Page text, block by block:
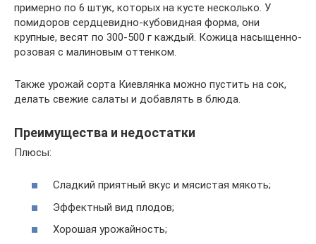
примерно по 6 штук, которых на кусте несколько. У
помидоров сердцевидно-кубовидная форма, они
крупные, весят по 300-500 г каждый. Кожица насыщенно-
розовая с малиновым оттенком.
Также урожай сорта Киевлянка можно пустить на сок,
делать свежие салаты и добавлять в блюда.
Преимущества и недостатки
Плюсы:
Сладкий приятный вкус и мясистая мякоть;
Эффектный вид плодов;
Хорошая урожайность;